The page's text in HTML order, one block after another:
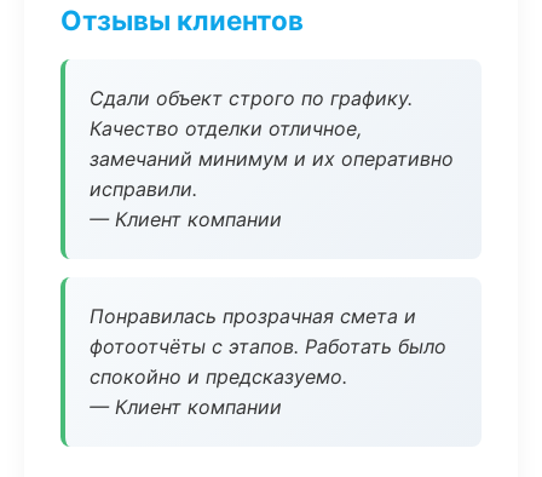
Отзывы клиентов
Сдали объект строго по графику.
Качество отделки отличное,
замечаний минимум и их оперативно
исправили.
— Клиент компании
Понравилась прозрачная смета и
фотоотчёты с этапов. Работать было
спокойно и предсказуемо.
— Клиент компании